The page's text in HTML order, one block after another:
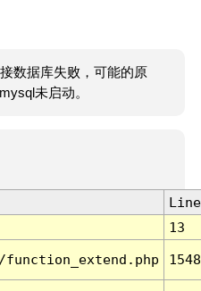
数据库失败，可能的原
未启动。
Line
13
1548